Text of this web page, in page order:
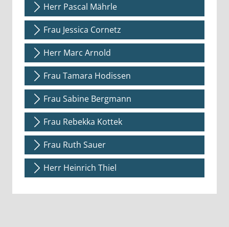
Herr Pascal Mährle
Frau Jessica Cornetz
Herr Marc Arnold
Frau Tamara Hodissen
Frau Sabine Bergmann
Frau Rebekka Kottek
Frau Ruth Sauer
Herr Heinrich Thiel